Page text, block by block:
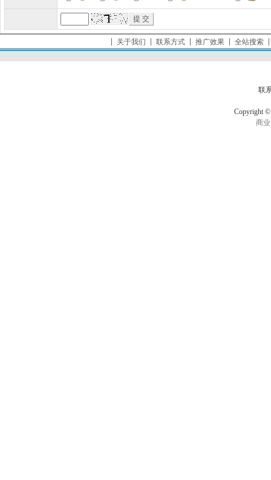
关于我们 联系方式 推广效果 全站搜索
联
Copyright
商